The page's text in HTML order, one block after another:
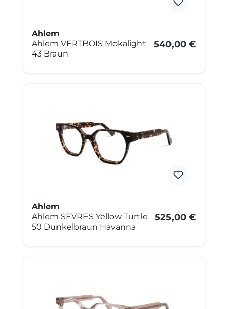
Ahlem
Ahlem VERTBOIS Mokalight
43 Braun
540,00 €
Ahlem
Ahlem SEVRES Yellow Turtle
50 Dunkelbraun Havanna
525,00 €